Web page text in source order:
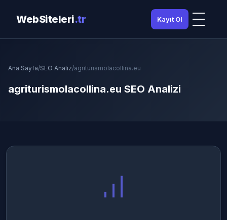
WebSiteleri.tr Kayıt Ol
Ana Sayfa/SEO Analiz/agriturismolacollina.eu
agriturismolacollina.eu SEO Analizi